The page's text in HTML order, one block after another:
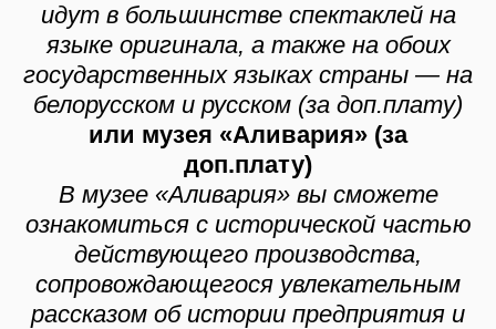
идут в большинстве спектаклей на
языке оригинала, а также на обоих
государственных языках страны — на
белорусском и русском (за доп.плату)
или музея «Аливария» (за
доп.плату)
В музее «Аливария» вы сможете
ознакомиться с исторической частью
действующего производства,
сопровождающегося увлекательным
рассказом об истории предприятия и